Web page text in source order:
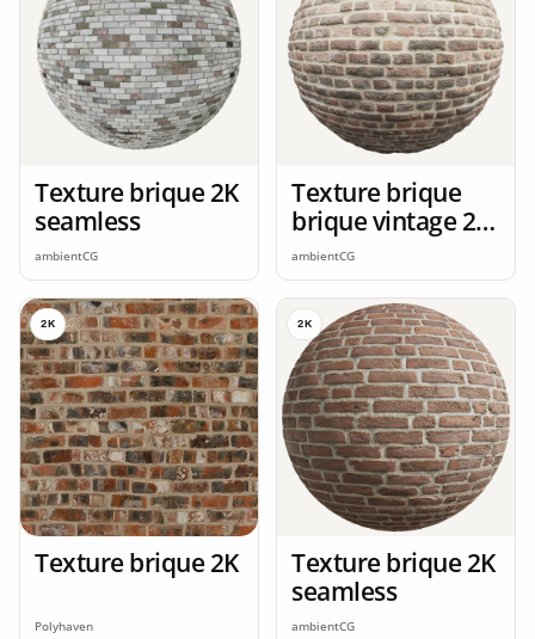
Texture brique 2K
seamless
ambientCG
Texture brique
brique vintage 2K
seamless
ambientCG
2K
Texture brique 2K
Polyhaven
2K
Texture brique 2K
seamless
ambientCG